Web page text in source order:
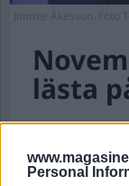
Personal
lästa
Här är listan